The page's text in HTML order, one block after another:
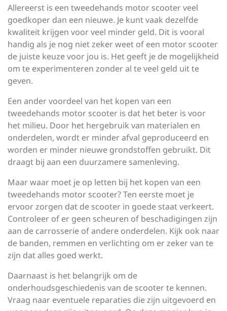
Allereerst is een tweedehands motor scooter veel
goedkoper dan een nieuwe. Je kunt vaak dezelfde
kwaliteit krijgen voor veel minder geld. Dit is vooral
handig als je nog niet zeker weet of een motor scooter
de juiste keuze voor jou is. Het geeft je de mogelijkheid
om te experimenteren zonder al te veel geld uit te
geven.
Een ander voordeel van het kopen van een
tweedehands motor scooter is dat het beter is voor
het milieu. Door het hergebruik van materialen en
onderdelen, wordt er minder afval geproduceerd en
worden er minder nieuwe grondstoffen gebruikt. Dit
draagt bij aan een duurzamere samenleving.
Maar waar moet je op letten bij het kopen van een
tweedehands motor scooter? Ten eerste moet je
ervoor zorgen dat de scooter in goede staat verkeert.
Controleer of er geen scheuren of beschadigingen zijn
aan de carrosserie of andere onderdelen. Kijk ook naar
de banden, remmen en verlichting om er zeker van te
zijn dat alles goed werkt.
Daarnaast is het belangrijk om de
onderhoudsgeschiedenis van de scooter te kennen.
Vraag naar eventuele reparaties die zijn uitgevoerd en